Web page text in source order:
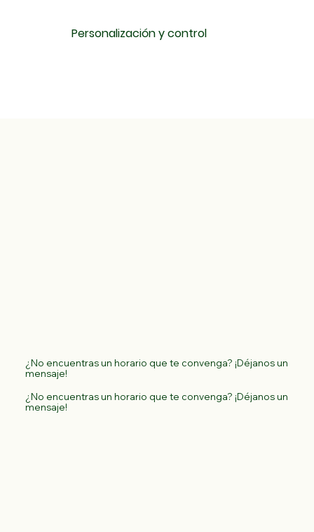
¿No encuentras un horario que te convenga? ¡Déjanos un
mensaje!
¿No encuentras un horario que te convenga? ¡Déjanos un
mensaje!
Personalización y control